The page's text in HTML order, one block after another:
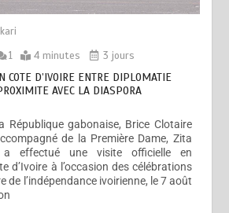
1 4 minutes 3 jours
COTE D’IVOIRE ENTRE DIPLOMATIE
AVEC LA DIASPORA
République gabonaise, Brice Clotaire
de la Première Dame, Zita
a effectué une visite officielle en
d’Ivoire à l’occasion des célébrations
de l’indépendance ivoirienne, le 7 août